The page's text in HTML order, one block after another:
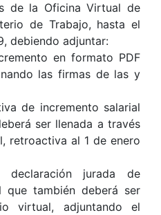
de la Oficina Virtual de
de Trabajo, hasta el
debiendo adjuntar:
en formato PDF
las firmas de las y
de incremento salarial
ser llenada a través
retroactiva al 1 de enero
jurada de
que también deberá ser
virtual, adjuntando el